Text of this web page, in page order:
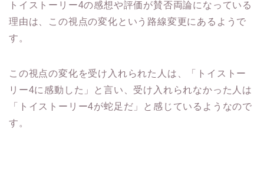
トイストーリー4の感想や評価が賛否両論になっている
理由は、この視点の変化という路線変更にあるようで
す。
この視点の変化を受け入れられた人は、「トイストー
リー4に感動した」と言い、受け入れられなかった人は
「トイストーリー4が蛇足だ」と感じているようなので
す。